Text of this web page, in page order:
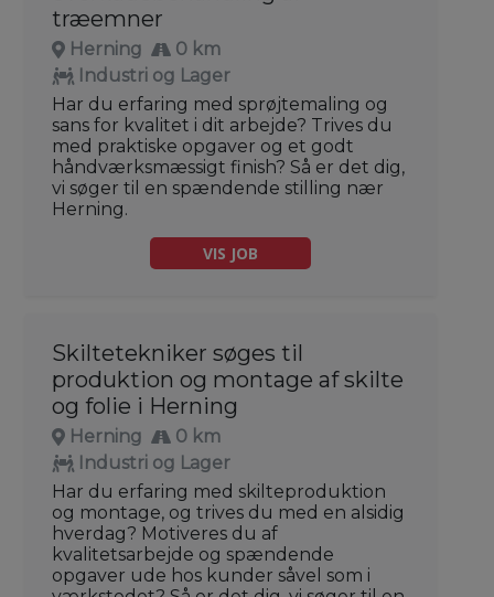
træemner
Herning
0 km
Industri og Lager
Har du erfaring med sprøjtemaling og
sans for kvalitet i dit arbejde? Trives du
med praktiske opgaver og et godt
håndværksmæssigt finish? Så er det dig,
vi søger til en spændende stilling nær
Herning.
VIS JOB
Skiltetekniker søges til
produktion og montage af skilte
og folie i Herning
Herning
0 km
Industri og Lager
Har du erfaring med skilteproduktion
og montage, og trives du med en alsidig
hverdag? Motiveres du af
kvalitetsarbejde og spændende
opgaver ude hos kunder såvel som i